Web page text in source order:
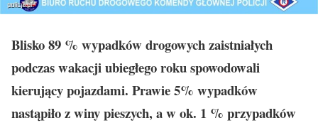
Blisko 89 % wypadków drogowych zaistniałych
podczas wakacji ubiegłego roku spowodowali
kierujący pojazdami. Prawie 5% wypadków
nastąpiło z winy pieszych, a w ok. 1 % przypadków